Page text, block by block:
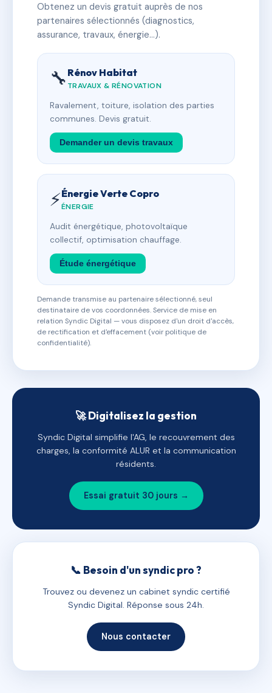
Obtenez un devis gratuit auprès de nos
partenaires sélectionnés (diagnostics,
assurance, travaux, énergie…).
🔧 Rénov Habitat
TRAVAUX & RÉNOVATION
Ravalement, toiture, isolation des parties
communes. Devis gratuit.
Demander un devis travaux
⚡Énergie Verte Copro
ÉNERGIE
Audit énergétique, photovoltaïque
collectif, optimisation chauffage.
Étude énergétique
Demande transmise au partenaire sélectionné, seul
destinataire de vos coordonnées. Service de mise en
relation Syndic Digital — vous disposez d'un droit d'accès,
de rectification et d'effacement (voir politique de
confidentialité).
🚀 Digitalisez la gestion
Syndic Digital simplifie l'AG, le recouvrement des
charges, la conformité ALUR et la communication
résidents.
Essai gratuit 30 jours →
📞 Besoin d'un syndic pro ?
Trouvez ou devenez un cabinet syndic certifié
Syndic Digital. Réponse sous 24h.
Nous contacter